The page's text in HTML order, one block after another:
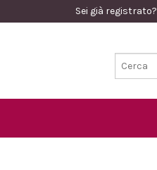
Sei già registrato?